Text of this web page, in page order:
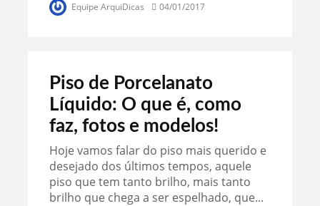
Equipe ArquiDicas 04/01/2017
Piso de Porcelanato
Líquido: O que é, como
faz, fotos e modelos!
Hoje vamos falar do piso mais querido e
desejado dos últimos tempos, aquele
piso que tem tanto brilho, mais tanto
brilho que chega a ser espelhado, que...